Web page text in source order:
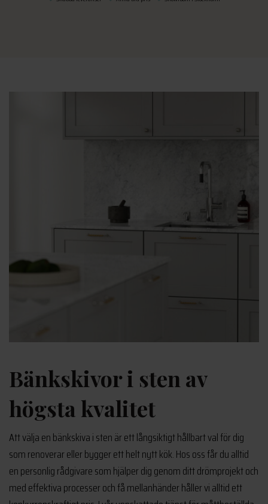
Bänkskivor i sten av
högsta kvalitet
Att välja en bänkskiva i sten är ett långsiktigt hållbart val för dig
som renoverar eller bygger ett helt nytt kök. Hos oss får du alltid
en personlig rådgivare som hjälper dig genom ditt drömprojekt och
med effektiva processer och få mellanhänder håller vi alltid ett